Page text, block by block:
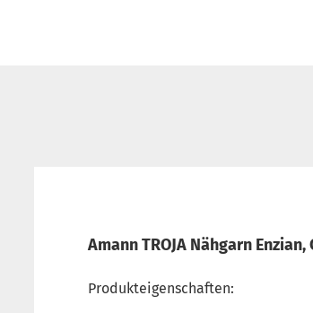
Amann TROJA Nähgarn Enzian,
Produkteigenschaften: